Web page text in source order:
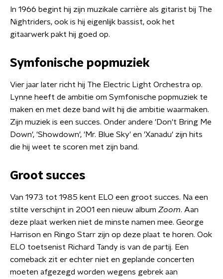
In 1966 begint hij zijn muzikale carrière als gitarist bij The
Nightriders, ook is hij eigenlijk bassist, ook het
gitaarwerk pakt hij goed op.
Symfonische popmuziek
Vier jaar later richt hij The Electric Light Orchestra op.
Lynne heeft de ambitie om Symfonische popmuziek te
maken en met deze band wilt hij die ambitie waarmaken.
Zijn muziek is een succes. Onder andere 'Don't Bring Me
Down', 'Showdown', 'Mr. Blue Sky' en 'Xanadu' zijn hits
die hij weet te scoren met zijn band.
Groot succes
Van 1973 tot 1985 kent ELO een groot succes. Na een
stilte verschijnt in 2001 een nieuw album Zoom. Aan
deze plaat werken niet de minste namen mee. George
Harrison en Ringo Starr zijn op deze plaat te horen. Ook
ELO toetsenist Richard Tandy is van de partij. Een
comeback zit er echter niet en geplande concerten
moeten afgezegd worden wegens gebrek aan